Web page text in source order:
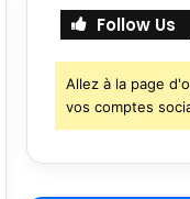
Follow Us
Allez à la page
vos comptes